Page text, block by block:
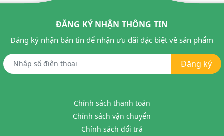
ĐĂNG KÝ NHẬN THÔNG TIN
Đăng ký nhận bản tin để nhận ưu đãi đặc biệt về sản phẩm
Đăng ký
Chính sách thanh toán
Chính sách vận chuyển
Chính sách đổi trả